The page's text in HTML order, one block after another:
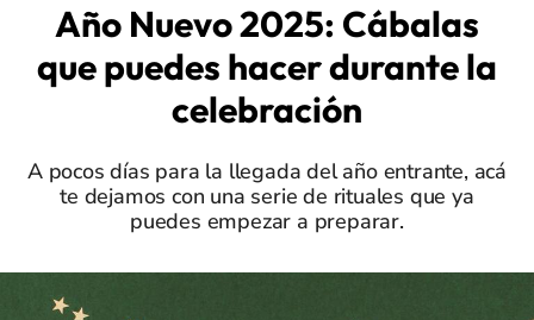
Año Nuevo 2025: Cábalas
que puedes hacer durante la
celebración
A pocos días para la llegada del año entrante, acá
te dejamos con una serie de rituales que ya
puedes empezar a preparar.